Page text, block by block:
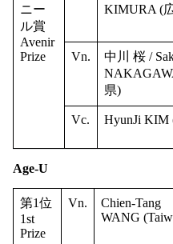
ニー
ル賞
Avenir
Prize
KIMURA (
Vn.
中川 桜 /
県)
Vc. HyunJi KIM
Age-U
第1位
1st
Prize
Vn.
Chien-Tang
WANG